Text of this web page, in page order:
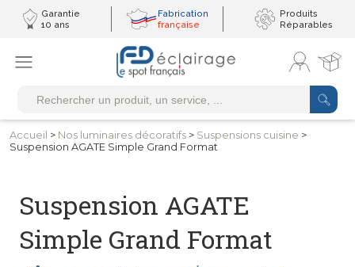
Garantie
10 ans
Fabrication
française
Produits
Réparables
Accueil > Nos luminaires décoratifs > Suspensions cuisine >
Suspension AGATE Simple Grand Format
Suspension AGATE
Simple Grand Format